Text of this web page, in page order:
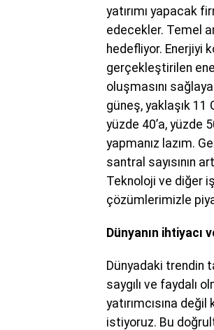
yatırımı yapacak
edecekler. Temel
hedefliyor. Enerjiyi
gerçekleştirilen
oluşmasını
güneş, yaklaşık
yüzde 40’a, yüzde
yapmanız lazım.
santral sayısının
Teknoloji ve diğer
çözümlerimizle
Dünyanın ihtiyacı
Dünyadaki trendin
saygılı ve faydalı
yatırımcısına
istiyoruz. Bu